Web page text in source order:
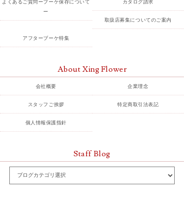
よくあるご質問ーブーケ保存について
ー
カタログ請求
取扱店募集についてのご案内
アフターブーケ特集
About Xing Flower
会社概要 企業理念
スタッフご挨拶 特定商取引法表記
個人情報保護指針
Staff Blog